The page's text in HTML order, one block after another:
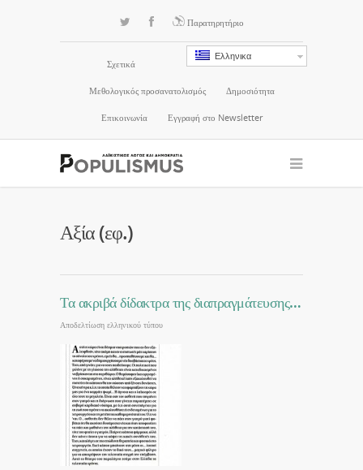
Παρατηρητήριο
Ελληνικα
Σχετικά
Μεθολογικός προσανατολισμός Δημοσιότητα
Επικοινωνία Εγγραφή στο Newsletter
Αξία (εφ.)
Τα ακριβά δίδακτρα της διαπραγμάτευσης…
Αποδελτίωση ελληνικού τύπου